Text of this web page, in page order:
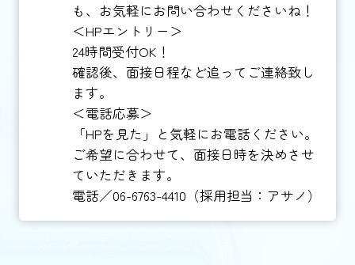
も、お気軽にお問い合わせくださいね！
＜HPエントリー＞
24時間受付OK！
確認後、面接日程など追ってご連絡致し
ます。
＜電話応募＞
「HPを見た」と気軽にお電話ください。
ご希望に合わせて、面接日時を決めさせ
ていただきます。
電話／06-6763-4410（採用担当：アサノ）